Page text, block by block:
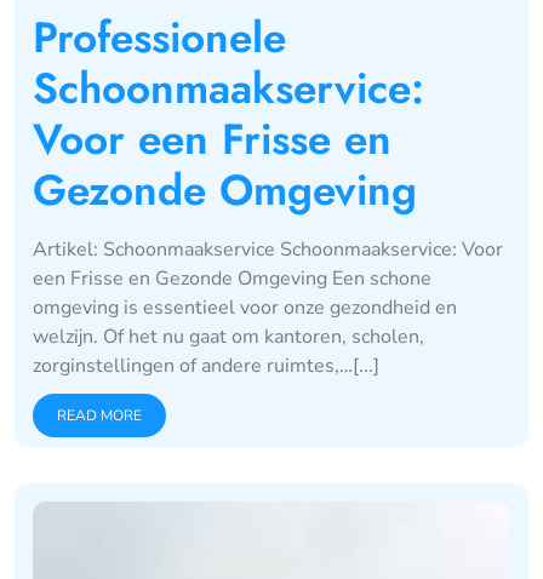
Professionele
Schoonmaakservice:
Voor een Frisse en
Gezonde Omgeving
Artikel: Schoonmaakservice Schoonmaakservice: Voor
een Frisse en Gezonde Omgeving Een schone
omgeving is essentieel voor onze gezondheid en
welzijn. Of het nu gaat om kantoren, scholen,
zorginstellingen of andere ruimtes,…[...]
READ MORE